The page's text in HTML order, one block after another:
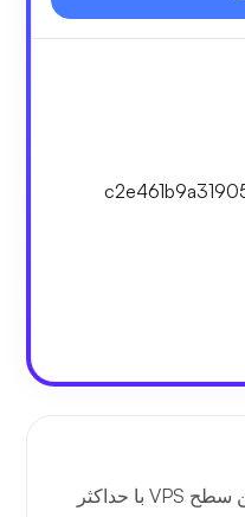
قبل از انتقال به VDS، به بالاترین سطح VPS با حداکثر